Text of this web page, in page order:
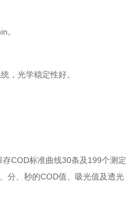
。
光学稳定性好。
COD标准曲线30条及199个测定
分、秒的COD值、吸光值及透光